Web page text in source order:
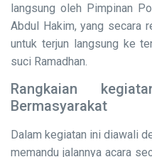
langsung oleh Pimpinan
Abdul Hakim, yang secara
untuk terjun langsung ke
suci Ramadhan.
Rangkaian
Bermasyarakat
Dalam kegiatan ini diawali
memandu jalannya acara